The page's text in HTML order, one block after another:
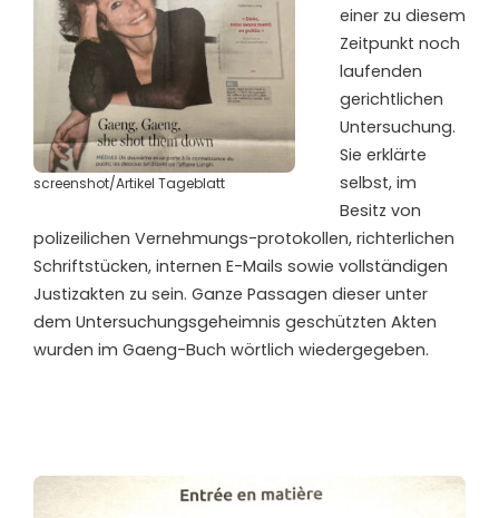
screenshot/Artikel Tageblatt
einer zu diesem
Zeitpunkt noch
laufenden
gerichtlichen
Untersuchung.
Sie erklärte
selbst, im
Besitz von
polizeilichen Vernehmungs-protokollen, richterlichen
Schriftstücken, internen E-Mails sowie vollständigen
Justizakten zu sein. Ganze Passagen dieser unter
dem Untersuchungsgeheimnis geschützten Akten
wurden im Gaeng-Buch wörtlich wiedergegeben.